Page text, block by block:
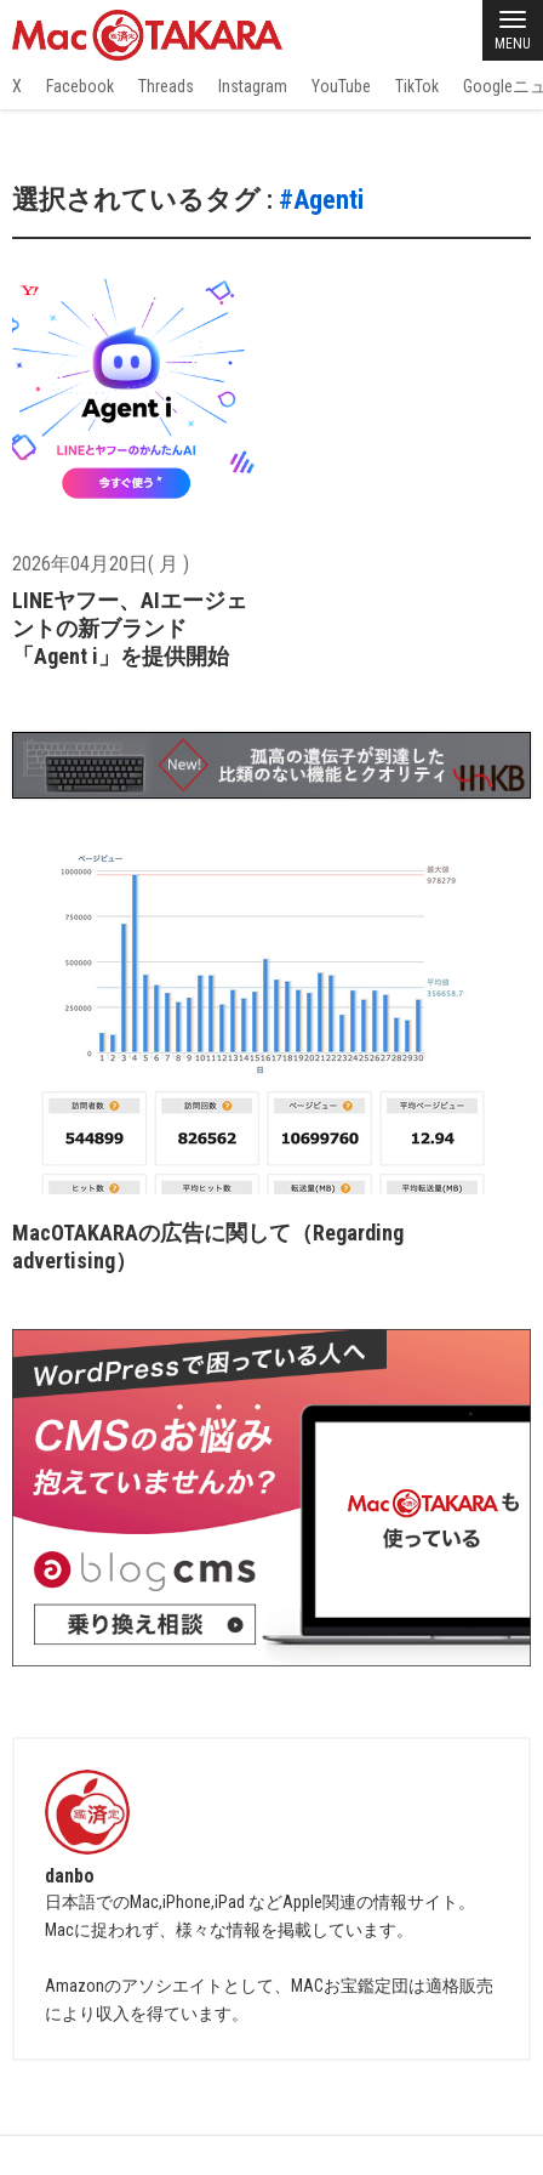
MENU
X Facebook Threads Instagram YouTube TikTok Googleニ
選択されているタグ : #Agenti
2026年04月20日( 月 )
LINEヤフー、AIエージェ
ントの新ブランド
「Agent i」を提供開始
MacOTAKARAの広告に関して（Regarding
advertising）
danbo
日本語でのMac,iPhone,iPad などApple関連の情報サイト。
Macに捉われず、様々な情報を掲載しています。
Amazonのアソシエイトとして、MACお宝鑑定団は適格販売
により収入を得ています。